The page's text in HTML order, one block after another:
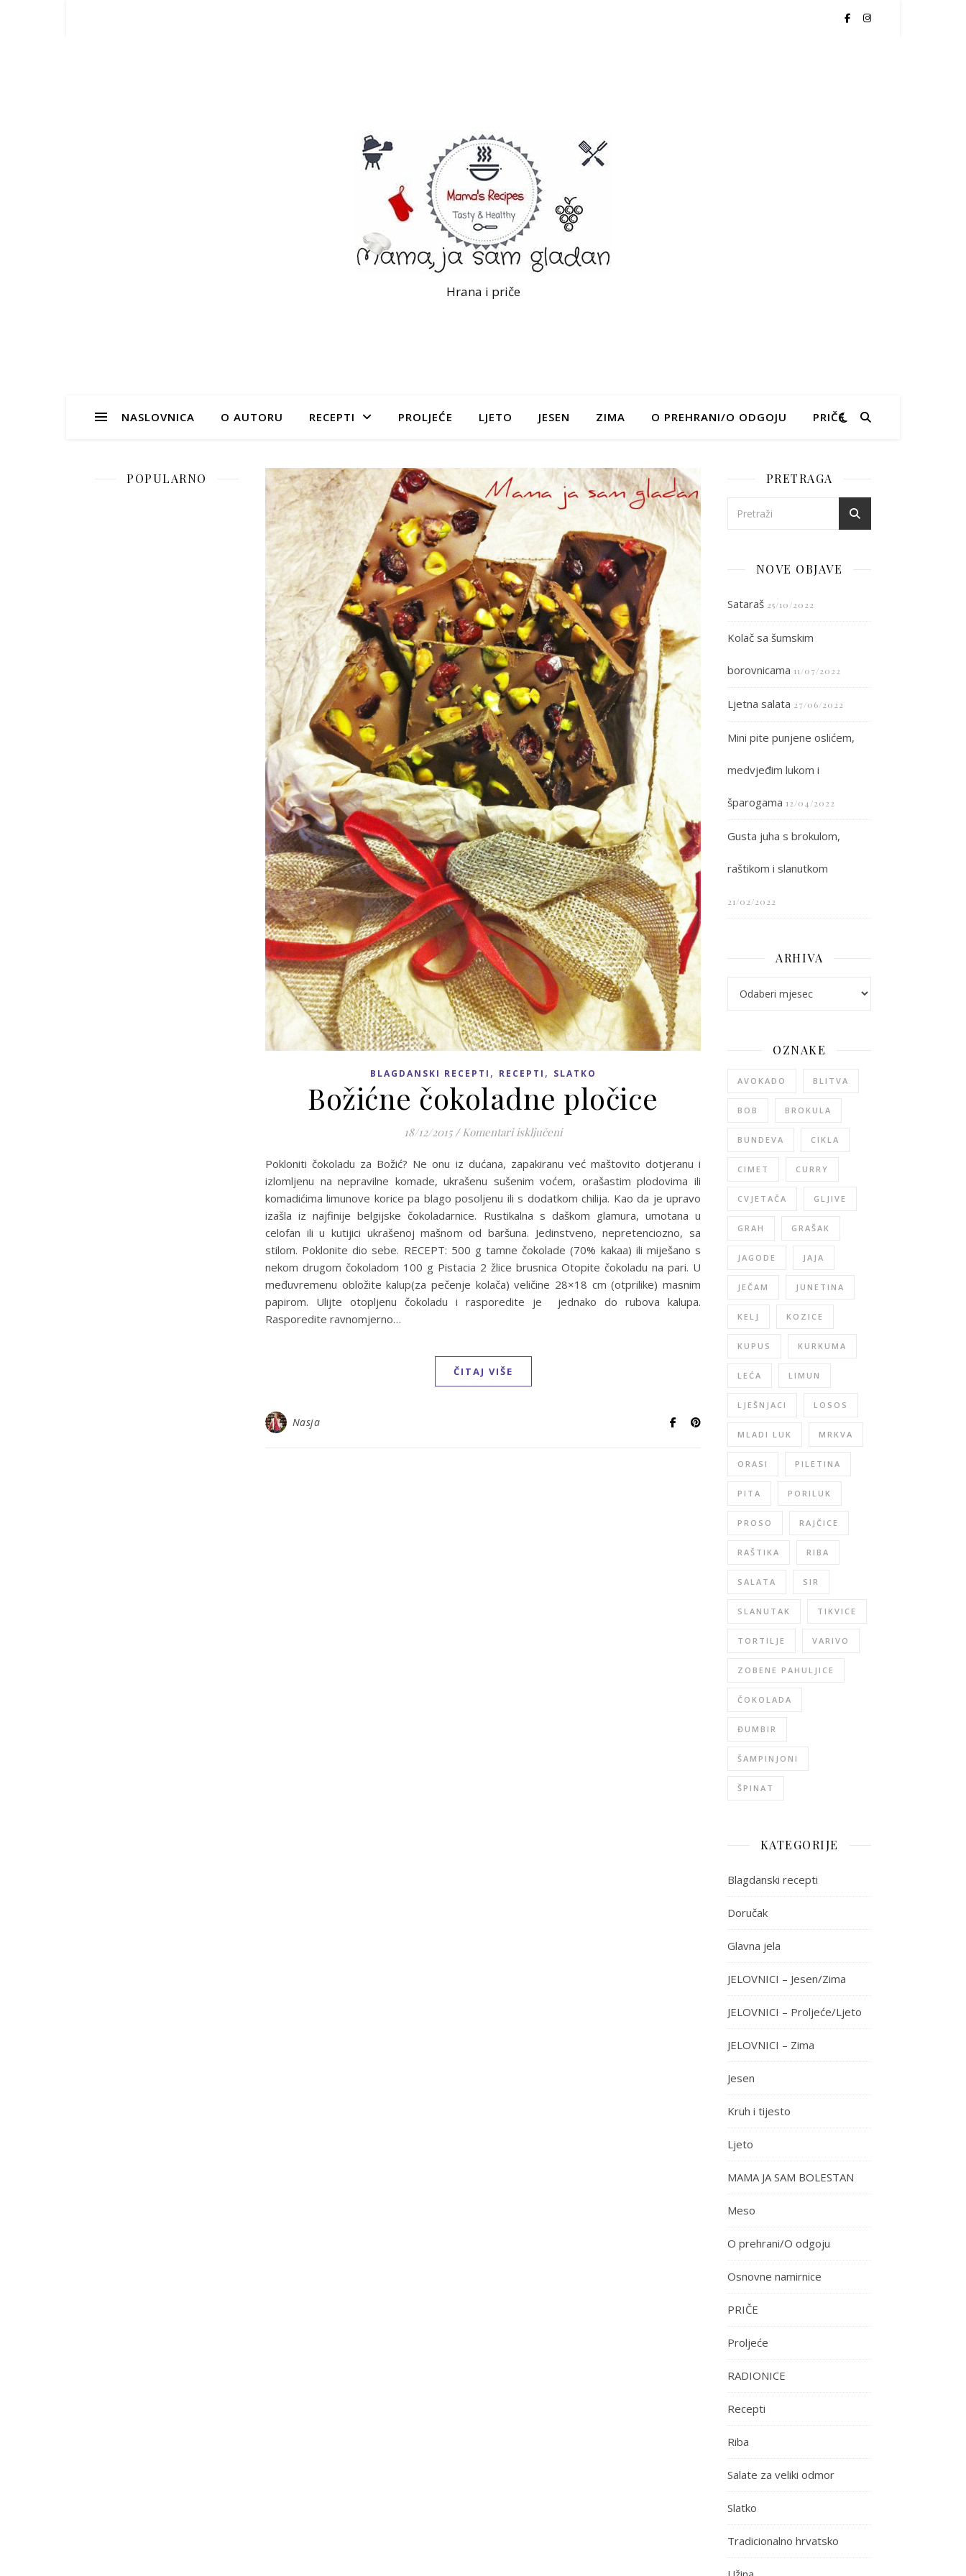
Hrana i priče
NASLOVNICA O AUTORU RECEPTI PROLJEĆE LJETO JESEN ZIMA O PREHRANI/O ODGOJU PRIČE
POPULARNO
BLAGDANSKI RECEPTI , RECEPTI , SLATKO
Božićne čokoladne pločice
18/12/2015 / Komentari isključeniza Božićne čokoladne pločice
Pokloniti čokoladu za Božić? Ne onu iz dućana, zapakiranu već maštovito dotjeranu i
izlomljenu na nepravilne komade, ukrašenu sušenim voćem, orašastim plodovima ili
komadićima limunove korice pa blago posoljenu ili s dodatkom chilija. Kao da je upravo
izašla iz najfinije belgijske čokoladarnice. Rustikalna s daškom glamura, umotana u
celofan ili u kutijici ukrašenoj mašnom od baršuna. Jedinstveno, nepretenciozno, sa
stilom. Poklonite dio sebe. RECEPT: 500 g tamne čokolade (70% kakaa) ili miješano s
nekom drugom čokoladom 100 g Pistacia 2 žlice brusnica Otopite čokoladu na pari. U
međuvremenu obložite kalup(za pečenje kolača) veličine 28×18 cm (otprilike) masnim
papirom. Ulijte otopljenu čokoladu i rasporedite je jednako do rubova kalupa.
Rasporedite ravnomjerno…
ČITAJ VIŠE
Nasja
PRETRAGA
NOVE OBJAVE
Sataraš 25/10/2022
Kolač sa šumskim
borovnicama 11/07/2022
Ljetna salata 27/06/2022
Mini pite punjene oslićem,
medvjeđim lukom i
šparogama 12/04/2022
Gusta juha s brokulom,
raštikom i slanutkom
21/02/2022
ARHIVA
OZNAKE
AVOKADO BLITVA
BOB BROKULA
BUNDEVA CIKLA
CIMET CURRY
CVJETAČA GLJIVE
GRAH GRAŠAK
JAGODE JAJA
JEČAM JUNETINA
KELJ KOZICE
KUPUS KURKUMA
LEĆA LIMUN
LJEŠNJACI LOSOS
MLADI LUK MRKVA
ORASI PILETINA
PITA PORILUK
PROSO RAJČICE
RAŠTIKA RIBA
SALATA SIR
SLANUTAK TIKVICE
TORTILJE VARIVO
ZOBENE PAHULJICE
ČOKOLADA
ĐUMBIR
ŠAMPINJONI
ŠPINAT
KATEGORIJE
Blagdanski recepti
Doručak
Glavna jela
JELOVNICI – Jesen/Zima
JELOVNICI – Proljeće/Ljeto
JELOVNICI – Zima
Jesen
Kruh i tijesto
Ljeto
MAMA JA SAM BOLESTAN
Meso
O prehrani/O odgoju
Osnovne namirnice
PRIČE
Proljeće
RADIONICE
Recepti
Riba
Salate za veliki odmor
Slatko
Tradicionalno hrvatsko